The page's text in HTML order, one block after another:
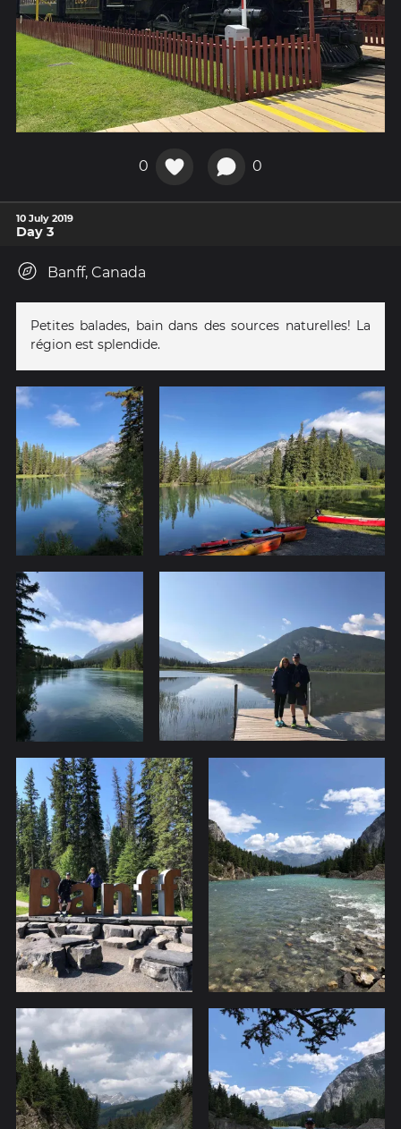
0 0
10 July 2019
Day 3
Banff, Canada
Petites balades, bain dans des sources naturelles! La
région est splendide.